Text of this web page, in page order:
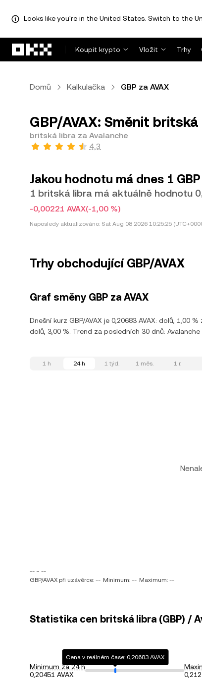
Looks like you're in the United States. Switch to the
Koupit krypto
Vložit Trhy
Domů Kalkulačka GBP za AVAX
GBP/AVAX: Směnit
britská libra za Avalanche
4,3
Jakou hodnotu má dnes 1
1 britská libra má aktuálně hodnotu
-0,00221 AVAX(-1,00 %)
Naposledy aktualizováno: Sat Aug 08 2026 10:25:25
Trhy obchodující GBP/AVAX
Graf směny GBP za AVAX
Dnešní kurz GBP/AVAX je 0,20683 AVAX: dolů, 1,00
dolů, 3,00 %. Trend za posledních 30 dnů: Avalanche
1 h 24 h 1 týd. 1 měs. 1 r.
-- ~ --
GBP/AVAX při uzávěrce: -- Minimum: -- Maximum: --
Statistika cen britská libra (GBP) /
Minimum za 24 h
0,20451 AVAX
Cena v reálném čase: 0,20683 AVAX